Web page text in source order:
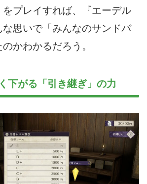
プレイすれば、『エーデル
な思いで「みんなのサンドバ
かわかるだろう。
下がる「引き継ぎ」の力